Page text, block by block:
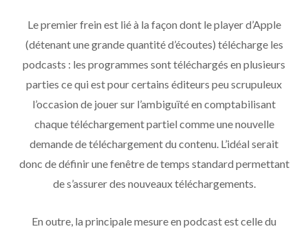
Le premier frein est lié à la façon dont le player d’Apple
(détenant une grande quantité d’écoutes) télécharge les
podcasts : les programmes sont téléchargés en plusieurs
parties ce qui est pour certains éditeurs peu scrupuleux
l’occasion de jouer sur l’ambiguïté en comptabilisant
chaque téléchargement partiel comme une nouvelle
demande de téléchargement du contenu. L’idéal serait
donc de définir une fenêtre de temps standard permettant
de s’assurer des nouveaux téléchargements.
En outre, la principale mesure en podcast est celle du